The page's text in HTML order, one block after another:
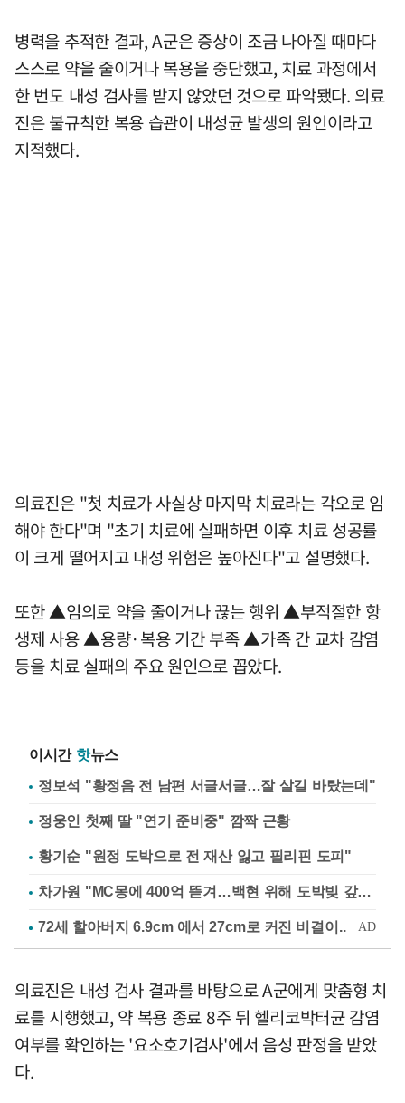
병력을 추적한 결과, A군은 증상이 조금 나아질 때마다
스스로 약을 줄이거나 복용을 중단했고, 치료 과정에서
한 번도 내성 검사를 받지 않았던 것으로 파악됐다. 의료
진은 불규칙한 복용 습관이 내성균 발생의 원인이라고
지적했다.
의료진은 "첫 치료가 사실상 마지막 치료라는 각오로 임
해야 한다"며 "초기 치료에 실패하면 이후 치료 성공률
이 크게 떨어지고 내성 위험은 높아진다"고 설명했다.
또한 ▲임의로 약을 줄이거나 끊는 행위 ▲부적절한 항
생제 사용 ▲용량·복용 기간 부족 ▲가족 간 교차 감염
등을 치료 실패의 주요 원인으로 꼽았다.
이시간 핫뉴스
정보석 "황정음 전 남편 서글서글…잘 살길 바랐는데"
정웅인 첫째 딸 "연기 준비중" 깜짝 근황
황기순 "원정 도박으로 전 재산 잃고 필리핀 도피"
차가원 "MC몽에 400억 뜯겨…백현 위해 도박빚 갚아줘"
의료진은 내성 검사 결과를 바탕으로 A군에게 맞춤형 치
료를 시행했고, 약 복용 종료 8주 뒤 헬리코박터균 감염
여부를 확인하는 '요소호기검사'에서 음성 판정을 받았
다.